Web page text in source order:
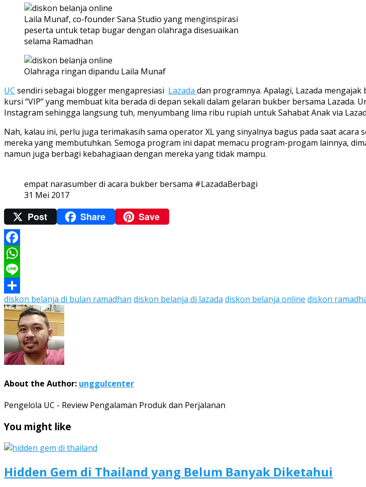
Laila Munaf, co-founder Sana Studio yang menginspirasi
peserta untuk tetap bugar dengan olahraga disesuaikan
selama Ramadhan
Olahraga ringan dipandu Laila Munaf
UC sendiri sebagai blogger mengapresiasi Lazada dan programnya. Apalagi, Lazada
kursi “VIP” yang membuat kita berada di depan sekali dalam gelaran bukber bersama
Instagram sehingga langsung tuh, menyumbang lima ribu rupiah untuk Sahabat Anak via
Nah, kalau ini, perlu juga terimakasih sama operator XL yang sinyalnya bagus pada saat
mereka yang membutuhkan. Semoga program ini dapat memacu program-progam lainnya,
namun juga berbagi kebahagiaan dengan mereka yang tidak mampu.
empat narasumber di acara bukber bersama #LazadaBerbagi
31 Mei 2017
Post Share Save
Facebook
WhatsApp
Line
Share
diskon belanja di bulan ramadhan diskon belanja di lazada diskon belanja online diskon
About the Author: unggulcenter
Pengelola UC - Review Pengalaman Produk dan Perjalanan
You might like
Hidden Gem di Thailand yang Belum Banyak Diketahui